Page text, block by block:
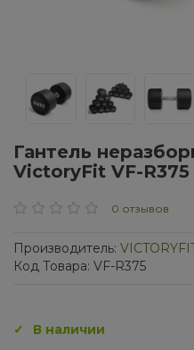
Гантель
VictoryFit VF-R375
0 отзывов
Производитель:
Код Товара: VF-R375
В наличии